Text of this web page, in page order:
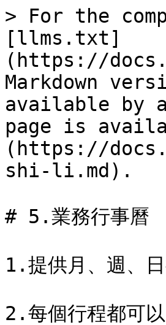
> For the
[llms.txt]
(https://
Markdown
available by
page is
(https://
shi-li.md).
# 5.業務行事曆
1.提供月、週、
2.每個行程都可